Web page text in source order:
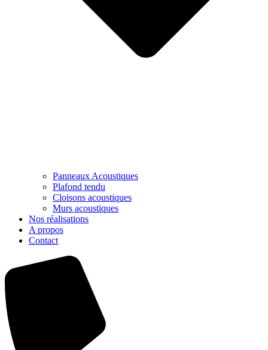
Panneaux Acoustiques
Plafond tendu
Cloisons acoustiques
Murs acoustiques
Nos réalisations
A propos
Contact